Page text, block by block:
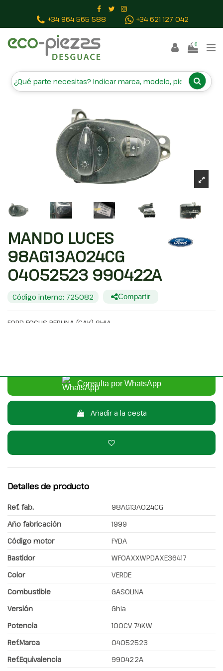
+34 964 565 588 +34 621 127 042
0
MANDO LUCES
98AG13A024CG 04052523 990422A
MANDO LUCES
98AG13A024CG
04052523 990422A
Código interno: 725082 Compartir
FORD FOCUS BERLINA (CAK) GHIA
Consulta por WhatsApp
Añadir a la cesta
Detalles de producto
Ref. fab.
98AG13A024CG
Año fabricación
1999
Código motor
FYDA
Bastidor
WF0AXXWPDAXE36417
Color
VERDE
Combustible
GASOLINA
Versión
Ghia
Potencia
100CV 74KW
Ref.Marca
04052523
Ref.Equivalencia
990422A